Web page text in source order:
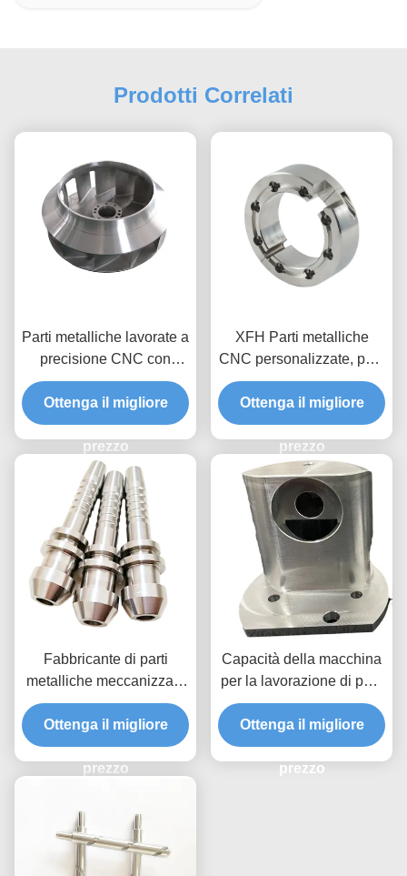
Prodotti Correlati
Parti metalliche lavorate a
precisione CNC con
capacità di lavorazione /
finitura superficiale liscia
Ottenga il migliore
prezzo
XFH Parti metalliche
CNC personalizzate, parti
in acciaio con
macchinatura CNC con
rugosità superficiale di
0,1
Ottenga il migliore
prezzo
Fabbricante di parti
metalliche meccanizzate
CNC zinc nickel cromato
Ra 0,8 - 0,1 Finitura
superficiale
Ottenga il migliore
prezzo
Capacità della macchina
per la lavorazione di parti
metalliche con
rivestimento CNC
Ottenga il migliore
prezzo